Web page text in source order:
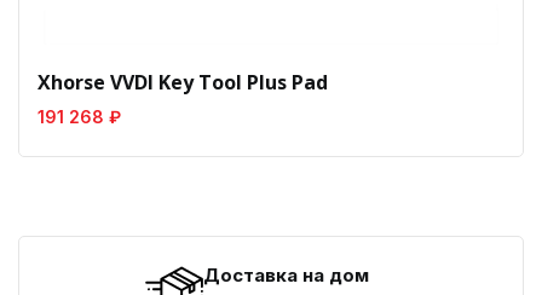
Xhorse VVDI Key Tool Plus Pad
191 268 ₽
Доставка на дом